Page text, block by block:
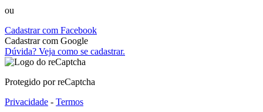
ou
Cadastrar com Facebook
Cadastrar com Google
Dúvida? Veja como se cadastrar.
Protegido por reCaptcha
Privacidade - Termos